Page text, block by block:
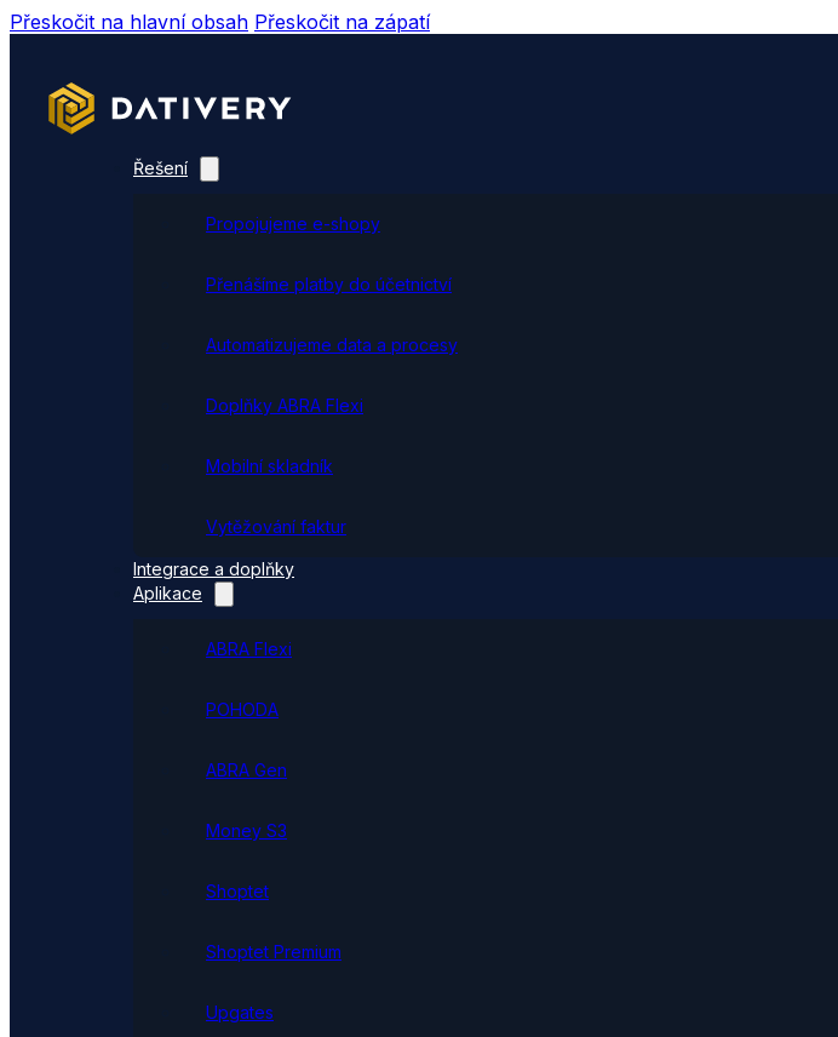
Přeskočit na hlavní obsah Přeskočit na zápatí
Řešení
Propojujeme e-shopy
Přenášíme platby do účetnictví
Automatizujeme data a procesy
Doplňky ABRA Flexi
Mobilní skladník
Vytěžování faktur
Integrace a doplňky
Aplikace
ABRA Flexi
POHODA
ABRA Gen
Money S3
Shoptet
Shoptet Premium
Upgates